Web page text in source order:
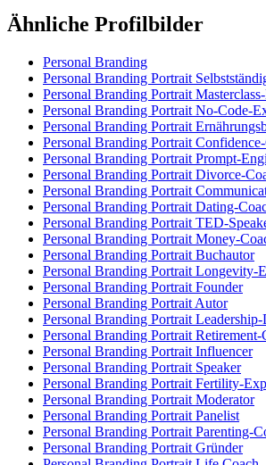
Ähnliche Profilbilder
Personal Branding
Personal Branding Portrait
Personal Branding Portrait
Personal Branding Portrait No-Code-
Personal Branding Portrait
Personal Branding Portrait
Personal Branding Portrait Prompt-
Personal Branding Portrait Divorce-
Personal Branding Portrait
Personal Branding Portrait Dating-
Personal Branding Portrait TED-
Personal Branding Portrait Money-
Personal Branding Portrait Buchautor
Personal Branding Portrait Longevity-
Personal Branding Portrait Founder
Personal Branding Portrait Autor
Personal Branding Portrait
Personal Branding Portrait Retirement-
Personal Branding Portrait Influencer
Personal Branding Portrait Speaker
Personal Branding Portrait Fertility-
Personal Branding Portrait Moderator
Personal Branding Portrait Panelist
Personal Branding Portrait Parenting-
Personal Branding Portrait Gründer